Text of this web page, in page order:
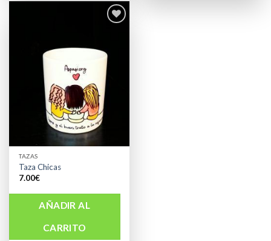
TAZAS
Taza Chicas
7.00€
AÑADIR AL
CARRITO